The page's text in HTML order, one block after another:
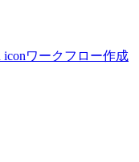
ワークフロー作成